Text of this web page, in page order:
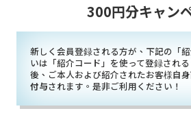
300円分キャン
新しく会員登録される方が、下記の「
いは「紹介コード」を使って登録され
後、ご本人および紹介されたお客様自
付与されます。是非ご利用ください！